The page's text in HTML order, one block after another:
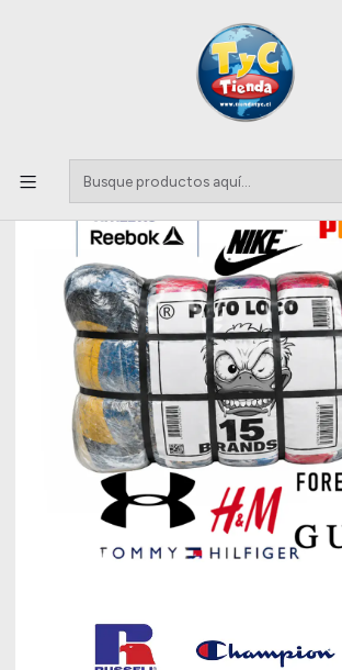
Llegaste a tu Importadora de
Fardo 15 Marcas